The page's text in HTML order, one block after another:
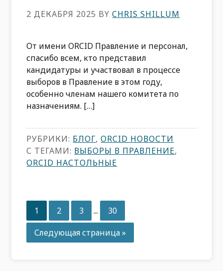
2 ДЕКАБРЯ 2025 BYCHRIS SHILLUM
От имени ORCID Правление и персонал,
спасибо всем, кто представил
кандидатуры и участвовал в процессе
выборов в Правление в этом году,
особенно членам нашего комитета по
назначениям. […]
РУБРИКИ: БЛОГ,ORCID НОВОСТИ
С ТЕГАМИ: ВЫБОРЫ В ПРАВЛЕНИЕ,
ORCID НАСТОЛЬНЫЕ
Страница
1 Страница
2 Страница
3
Промежуточные
страницы
опущены
... Страница
30
Перейдите
на
Следующая страница »